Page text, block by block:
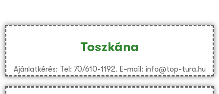
Toszkána
Ajánlatkérés: Tel: 70/610-1192. E-mail: info@top-tura.hu